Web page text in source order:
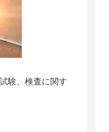
験、検査に関す